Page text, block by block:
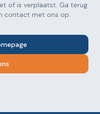
of is verplaatst. Ga terug
contact met ons op.